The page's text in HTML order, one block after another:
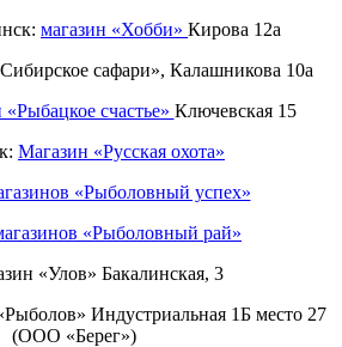
магазин «Хобби» Кирова 12а
сафари», Калашникова 10а
«Рыбацкое счастье» Ключевская 15
Магазин «Русская охота»
«Рыболовный успех»
«Рыболовный рай»
«Улов» Бакалинская, 3
Индустриальная 1Б место 27
(ООО «Берег»)